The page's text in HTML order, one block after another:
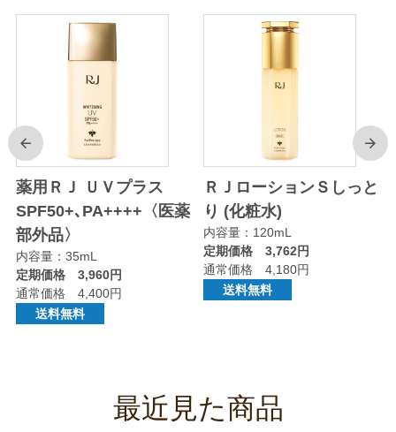
前
薬用ＲＪ ＵＶプラス
SPF50+､PA++++〈医薬
部外品〉
内容量：35mL
定期価格 3,960円
通常価格 4,400円
送料無料
ＲＪローションＳしっと
り (化粧水)
内容量：120mL
定期価格 3,762円
通常価格 4,180円
送料無料
次
最近見た商品